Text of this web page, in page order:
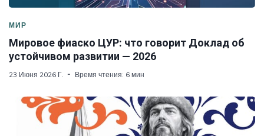
МИР
Мировое фиаско ЦУР: что говорит Доклад об
устойчивом развитии — 2026
23 Июня 2026 Г. Время чтения: 6 мин